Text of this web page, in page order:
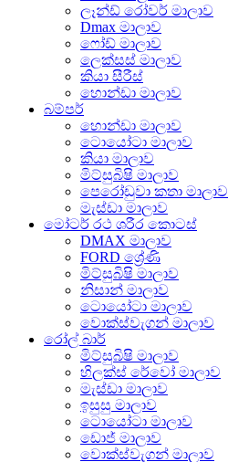
ලෑන්ඩ් රෝවර් මාලාව
Dmax මාලාව
ෆෝඩ් මාලාව
ලෙක්සස් මාලාව
කියා සීරීස්
හොන්ඩා මාලාව
බම්පර්
හොන්ඩා මාලාව
ටොයෝටා මාලාව
කියා මාලාව
මිට්සුබිෂි මාලාව
පෙරෝඩුවා කතා මාලාව
මැස්ඩා මාලාව
මෝටර් රථ ශරීර කොටස්
DMAX මාලාව
FORD ශ්‍රේණි
මිට්සුබිෂි මාලාව
නිසාන් මාලාව
ටොයෝටා මාලාව
වොක්ස්වැගන් මාලාව
රෝල් බාර්
මිට්සුබිෂි මාලාව
හිලක්ස් රේවෝ මාලාව
මැස්ඩා මාලාව
ඉසුසු මාලාව
ටොයෝටා මාලාව
ඩොජ් මාලාව
වොක්ස්වැගන් මාලාව